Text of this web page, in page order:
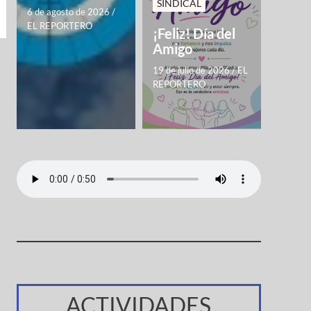
6 de agosto de 2026/
EL REPORTERO
SINDICAL
¡Feliz! Día del
Amigo
19 de julio de 2026/EL
REPORTERO
ACTIVIDADES